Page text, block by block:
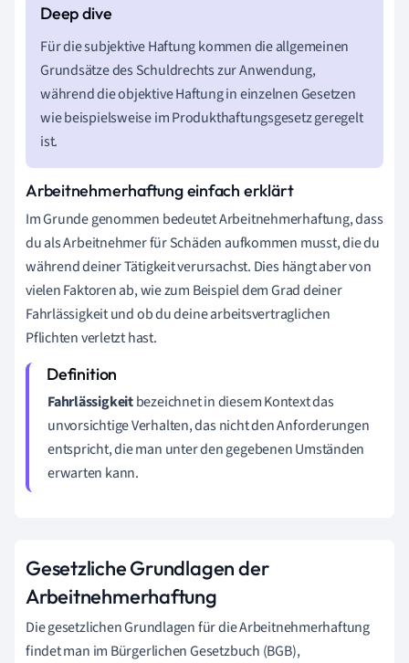
Für die subjektive Haftung kommen die allgemeinen
Grundsätze des Schuldrechts zur Anwendung,
während die objektive Haftung in einzelnen Gesetzen
wie beispielsweise im Produkthaftungsgesetz geregelt
ist.
Arbeitnehmerhaftung einfach erklärt
Im Grunde genommen bedeutet Arbeitnehmerhaftung, dass
du als Arbeitnehmer für Schäden aufkommen musst, die du
während deiner Tätigkeit verursachst. Dies hängt aber von
vielen Faktoren ab, wie zum Beispiel dem Grad deiner
Fahrlässigkeit und ob du deine arbeitsvertraglichen
Pflichten verletzt hast.
Fahrlässigkeitbezeichnet in diesem Kontext das
unvorsichtige Verhalten, das nicht den Anforderungen
entspricht, die man unter den gegebenen Umständen
erwarten kann.
Gesetzliche Grundlagen der
Arbeitnehmerhaftung
Die gesetzlichen Grundlagen für die Arbeitnehmerhaftung
findet man im Bürgerlichen Gesetzbuch (BGB),